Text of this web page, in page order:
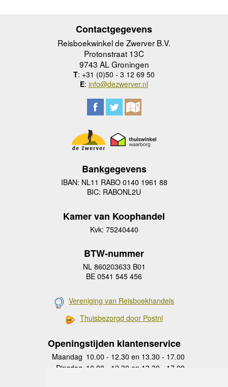
Contactgegevens
Reisboekwinkel de Zwerver B.V.
Protonstraat 13C
9743 AL Groningen
T: +31 (0)50 - 3 12 69 50
E: info@dezwerver.nl
Bankgegevens
IBAN: NL11 RABO 0140 1961 88
BIC: RABONL2U
Kamer van Koophandel
Kvk: 75240440
BTW-nummer
NL 860203633 B01
BE 0541 545 456
Vereniging van Reisboekhandels
Thuisbezorgd door Postnl
Openingstijden klantenservice
Maandag 10.00 - 12.30 en 13.30 - 17.00
Dinsdag 10.00 - 12.30 en 13.30 - 17.00